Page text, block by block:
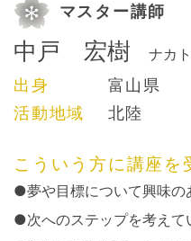
マスター講師
中戸 宏樹 ナカ
出身
富山県
活動地域
北陸
こういう方に講座を
●夢や目標について興味の
●次へのステップを考えて